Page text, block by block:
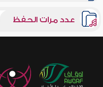
عدد مرات الحفظ